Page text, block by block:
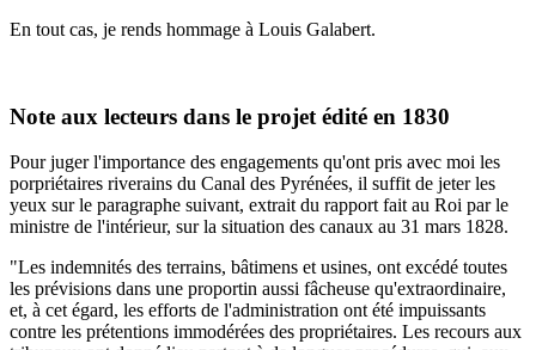
En tout cas, je rends hommage à Louis Galabert.
Note aux lecteurs dans le projet édité en 1830
Pour juger l'importance des engagements qu'ont pris avec moi les
porpriétaires riverains du Canal des Pyrénées, il suffit de jeter les
yeux sur le paragraphe suivant, extrait du rapport fait au Roi par le
ministre de l'intérieur, sur la situation des canaux au 31 mars 1828.
"Les indemnités des terrains, bâtimens et usines, ont excédé toutes
les prévisions dans une proportin aussi fâcheuse qu'extraordinaire,
et, à cet égard, les efforts de l'administration ont été impuissants
contre les prétentions immodérées des propriétaires. Les recours aux